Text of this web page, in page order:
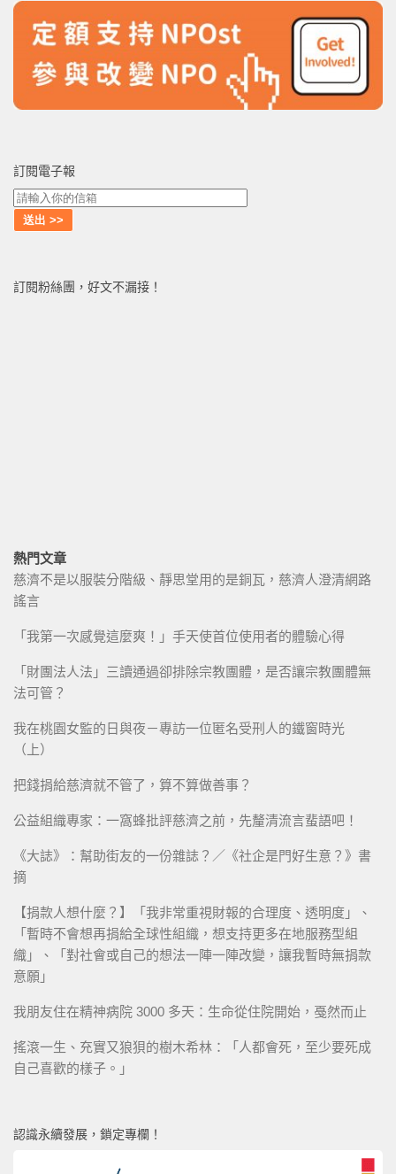
訂閱電子報
訂閱粉絲團，好文不漏接！
熱門文章
慈濟不是以服裝分階級、靜思堂用的是銅瓦，慈濟人澄清網路
謠言
「我第一次感覺這麼爽！」手天使首位使用者的體驗心得
「財團法人法」三讀通過卻排除宗教團體，是否讓宗教團體無
法可管？
我在桃園女監的日與夜－專訪一位匿名受刑人的鐵窗時光
（上）
把錢捐給慈濟就不管了，算不算做善事？
公益組織專家：一窩蜂批評慈濟之前，先釐清流言蜚語吧！
《大誌》：幫助街友的一份雜誌？／《社企是門好生意？》書
摘
【捐款人想什麼？】「我非常重視財報的合理度、透明度」、
「暫時不會想再捐給全球性組織，想支持更多在地服務型組
織」、「對社會或自己的想法一陣一陣改變，讓我暫時無捐款
意願」
我朋友住在精神病院 3000 多天：生命從住院開始，戞然而止
搖滾一生、充實又狼狽的樹木希林：「人都會死，至少要死成
自己喜歡的樣子。」
認識永續發展，鎖定專欄！